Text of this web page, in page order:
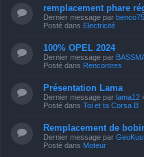
remplacement phare
Dernier message par
Posté dans Electricité
100% OPEL 2024
Dernier message par
Posté dans Rencontres
Présentation Lama
Dernier message par lama12
Posté dans Toi et ta Corsa B
Remplacement de
Dernier message par
Posté dans Moteur